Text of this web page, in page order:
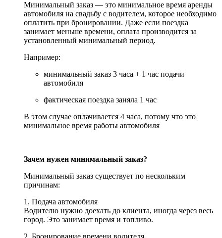
Минимальный заказ — это минимальное время аренды
автомобиля на свадьбу с водителем, которое необходимо
оплатить при бронировании. Даже если поездка
занимает меньше времени, оплата производится за
установленный минимальный период.
Например:
минимальный заказ 3 часа + 1 час подачи
автомобиля
фактическая поездка заняла 1 час
В этом случае оплачивается 4 часа, потому что это
минимальное время работы автомобиля
Зачем нужен минимальный заказ?
Минимальный заказ существует по нескольким
причинам:
1. Подача автомобиля
Водителю нужно доехать до клиента, иногда через весь
город. Это занимает время и топливо.
2. Бронирование времени водителя